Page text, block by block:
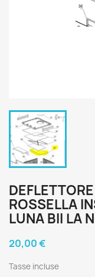
ROSSELLA
LUNA BII LA
20,00 €
Tasse incluse